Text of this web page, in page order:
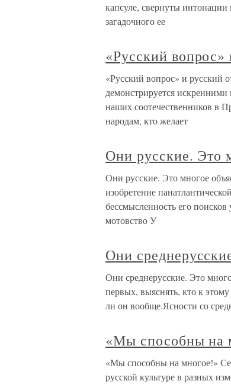
капсуле, свернуты интонации
загадочного ее
«Русский вопрос»
«Русский вопрос» и русский
демонстрируется
наших соотечественников в
народам, кто желает
Они русские. Это
Они русские. Это многое
изобретение
бессмысленность его
мотовство У
Они
Они среднерусские. Это
первых, выяснять, кто к
ли он вообще.Ясности со
«Мы способны на
«Мы способны на многое!»
русской культуре в разных